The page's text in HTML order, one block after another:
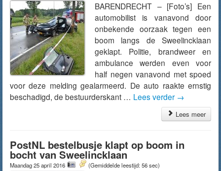
BARENDRECHT – [Foto’s] Een
automobilist is vanavond door
onbekende oorzaak tegen een
boom langs de Sweelincklaan
geklapt. Politie, brandweer en
ambulance werden even voor
half negen vanavond met spoed
voor deze melding gealarmeerd. De auto raakte ernstig
beschadigd, de bestuurderskant … Lees verder →
Lees meer
PostNL bestelbusje klapt op boom in
bocht van Sweelincklaan
Maandag 25 april 2016 (Gemiddelde leestijd: 56 sec)